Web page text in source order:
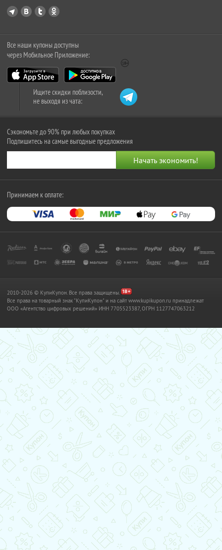
Все наши купоны доступны
через Мобильное Приложение:
Ищите скидки поблизости,
не выходя из чата:
Сэкономьте до 90% при любых покупках
Подпишитесь на самые выгодные предложения
Принимаем к оплате:
2010-2026 © КупиКупон. Все права защищены.
Все права на товарный знак "КупиКупон" и на сайт www.kupikupon.ru принадлежат
OOO «Агентство цифровых решений» ИНН 7705523387, ОГРН 1127747063212